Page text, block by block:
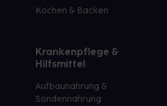
Kochen & Backen
Krankenpflege &
Hilfsmittel
Aufbaunahrung &
Sondennahrung